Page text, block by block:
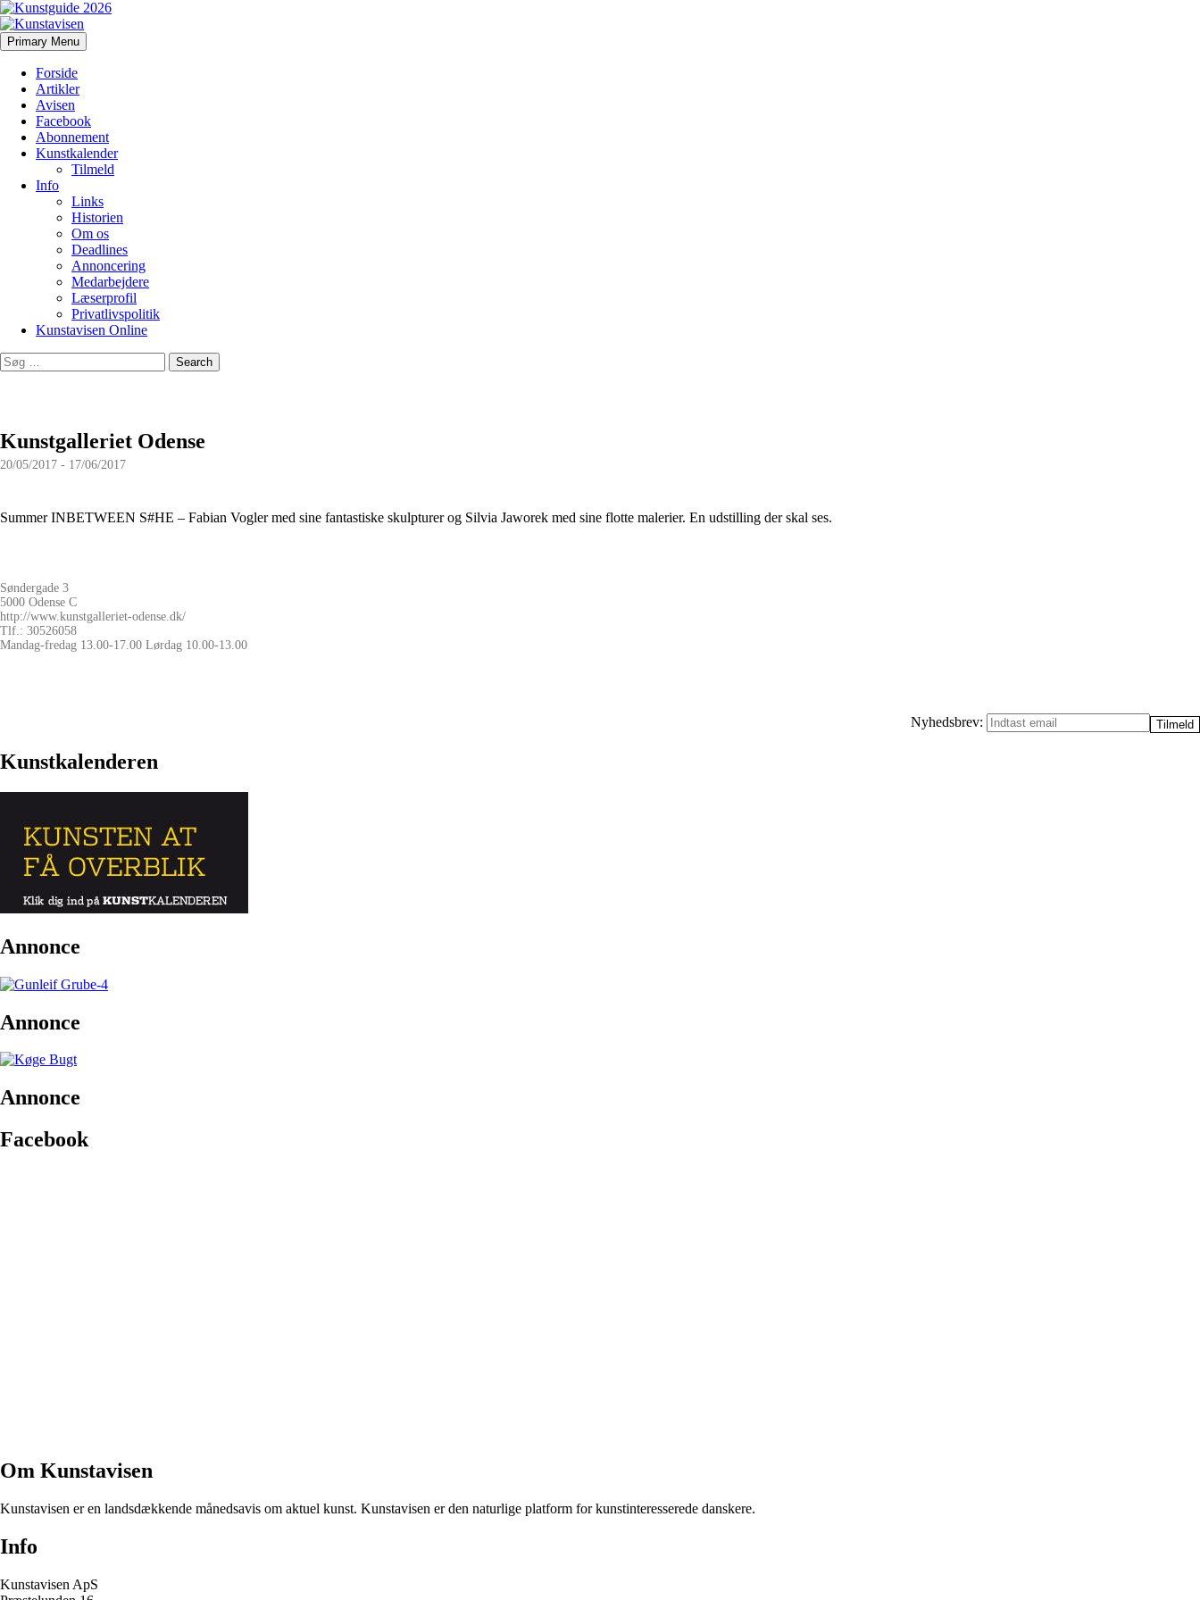
Kunstavisen
Search
Primary Menu Skip
to
Forside
Artikler
Avisen
Facebook
Abonnement
Kunstkalender
Tilmeld
Info
Links
Historien
Om os
Deadlines
Annoncering
Medarbejdere
Læserprofil
Privatlivspolitik
Kunstavisen Online
Search
for:
Kunstgalleriet Odense
20/05/2017 - 17/06/2017
Summer INBETWEEN S#HE – Fabian Vogler med sine fantastiske skulpturer og Silvia Jaworek med sine flotte malerier. En udstilling der skal ses.
Søndergade 3
5000 Odense C
http://www.kunstgalleriet-odense.dk/
Tlf.: 30526058
Mandag-fredag 13.00-17.00 Lørdag 10.00-13.00
Nyhedsbrev:
Kunstkalenderen
Annonce
Annonce
Annonce
Facebook
Om Kunstavisen
Kunstavisen er en landsdækkende månedsavis om aktuel kunst. Kunstavisen er den naturlige platform for kunstinteresserede danskere.
Info
Kunstavisen ApS